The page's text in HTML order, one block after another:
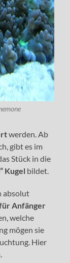
werden. Ab
gibt es im
Stück in die
Kugel bildet.
absolut
Anfänger
welche
mögen sie
Hier